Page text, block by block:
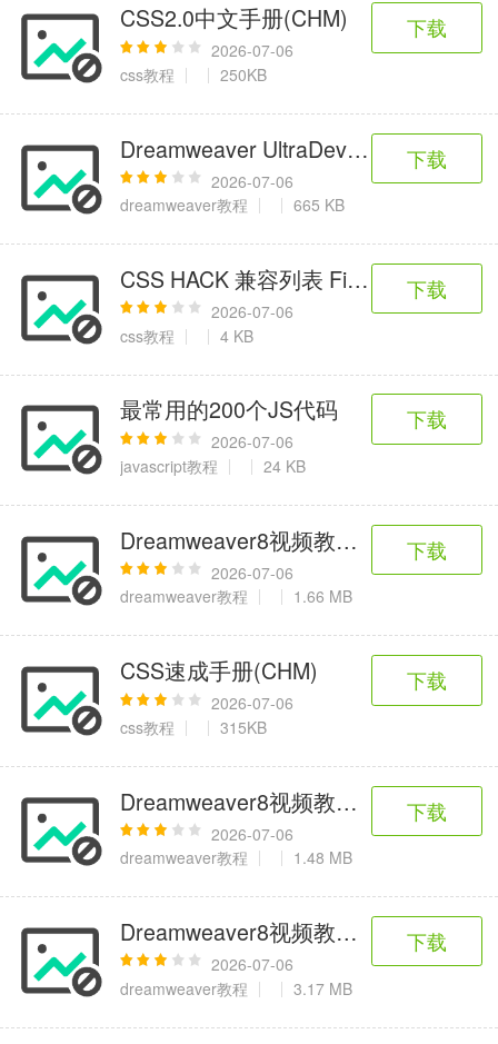
CSS2.0中文手册(CHM)
2026-07-06
css教程
250KB
下载
Dreamweaver UltraDev网页编程不求
2026-07-06
dreamweaver教程
665 KB
下载
CSS HACK 兼容列表
2026-07-06
css教程
4 KB
下载
最常用的200个JS代码
2026-07-06
javascript教程
24 KB
下载
Dreamweaver8视频教程-051.链接的
2026-07-06
dreamweaver教程
1.66 MB
下载
CSS速成手册(CHM)
2026-07-06
css教程
315KB
下载
Dreamweaver8视频教程-069.插入图
2026-07-06
dreamweaver教程
1.48 MB
下载
Dreamweaver8视频教程-112.表格精
2026-07-06
dreamweaver教程
3.17 MB
下载